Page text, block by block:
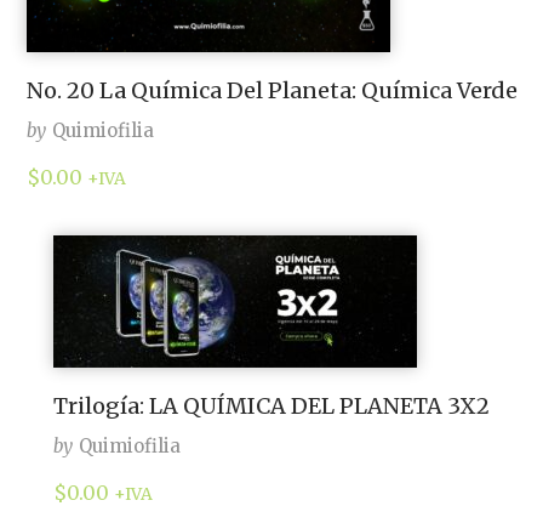
No. 20 La Química Del Planeta: Química Verde
by Quimiofilia
$0.00 +IVA
Trilogía: LA QUÍMICA DEL PLANETA 3X2
by Quimiofilia
$0.00 +IVA